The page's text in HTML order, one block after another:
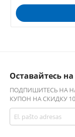
Оставайтесь на
ПОДПИШИТЕСЬ НА
КУПОН НА СКИДКУ